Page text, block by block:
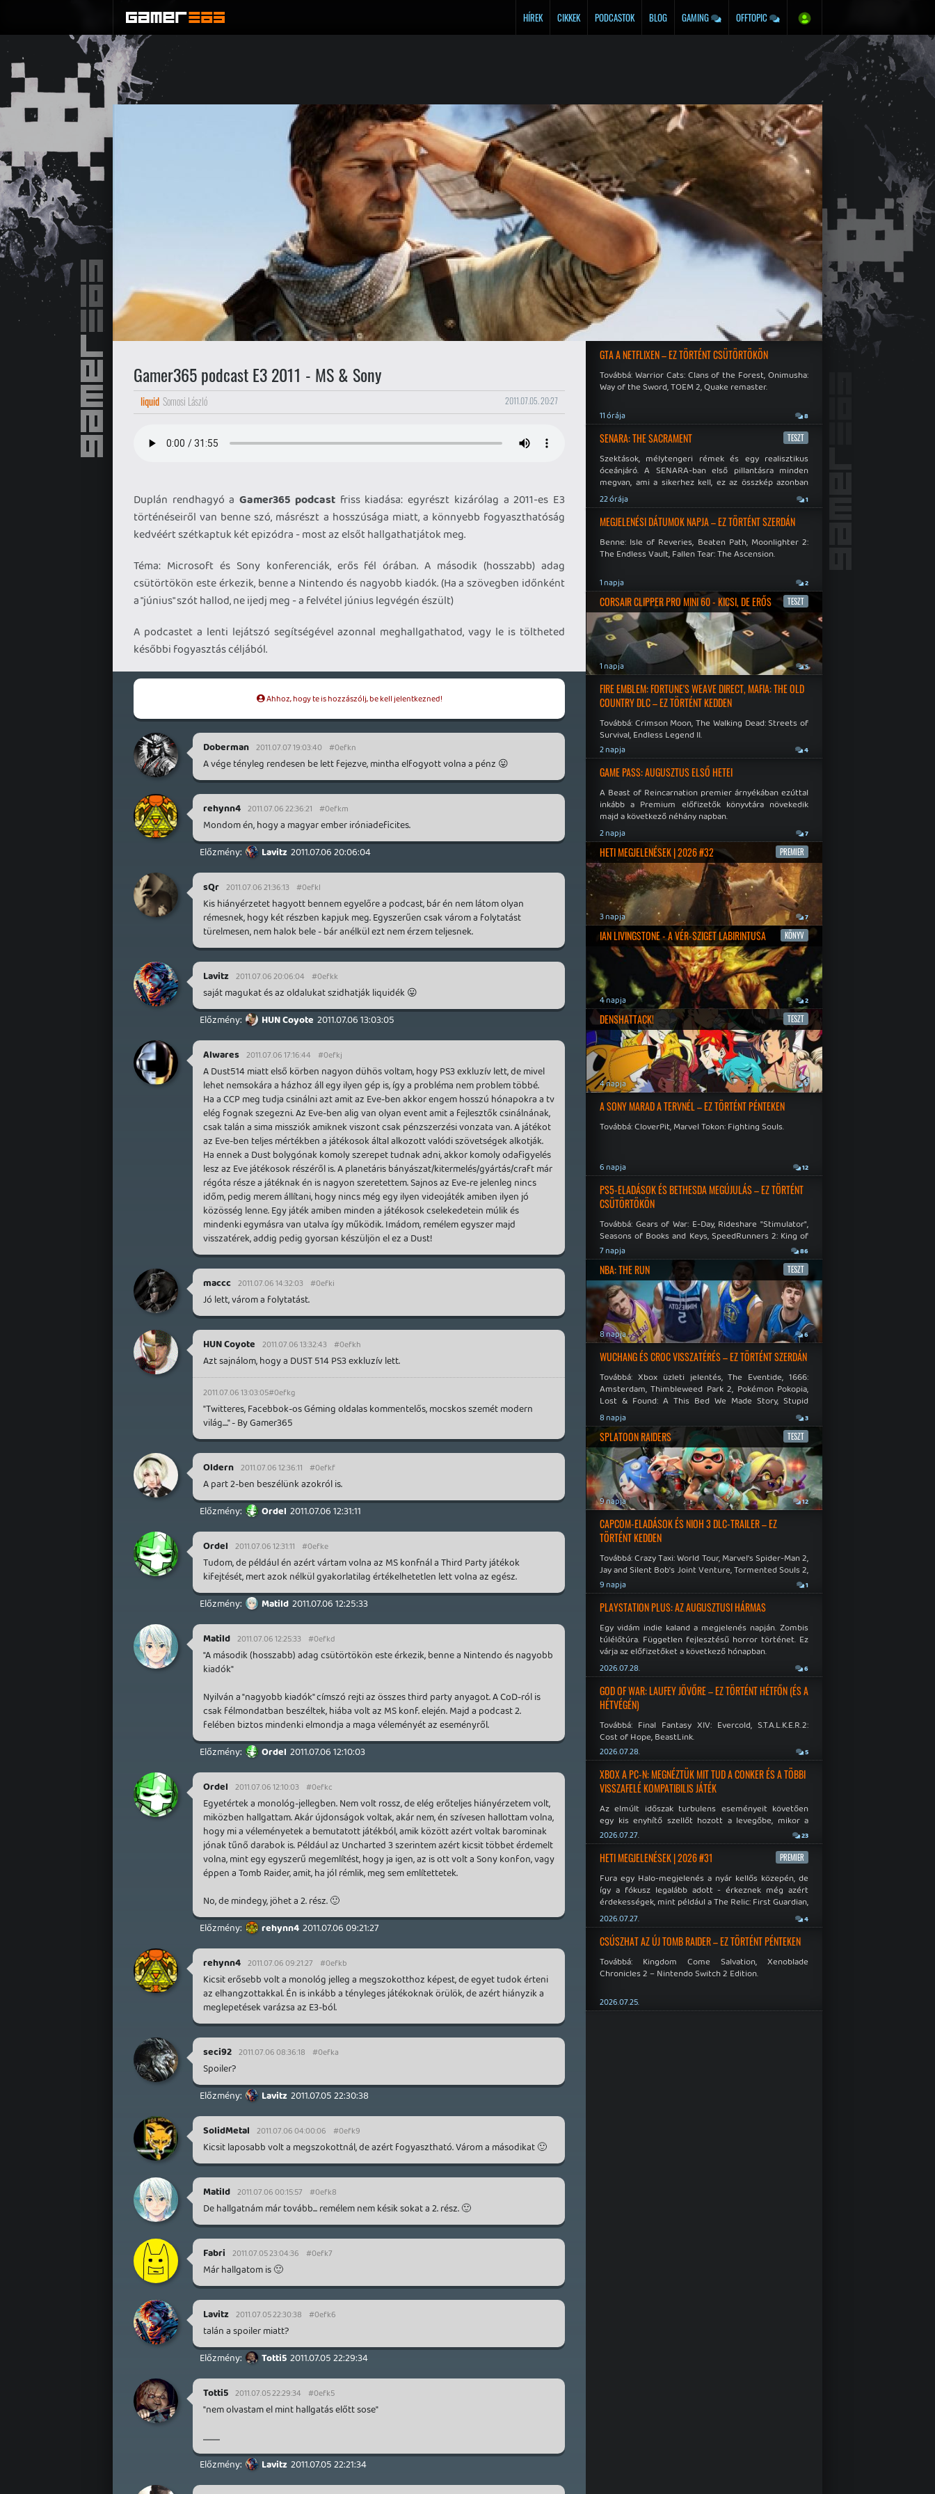
HÍREK CIKKEK PODCASTOK BLOG GAMING OFFTOPIC
Gamer365 podcast E3 2011 - MS & Sony
liquid Somosi László 2011.07.05. 20:27
Duplán rendhagyó aGamer365 podcastfriss kiadása: egyrészt kizárólag a 2011-es E3
történéseiről van benne szó, másrészt a hosszúsága miatt, a könnyebb fogyaszthatóság
kedvéért szétkaptuk két epizódra - most az elsőt hallgathatjátok meg.
Téma: Microsoft és Sony konferenciák, erős fél órában. A második (hosszabb) adag
csütörtökön este érkezik, benne a Nintendo és nagyobb kiadók. (Ha a szövegben időnként
a "június" szót hallod, ne ijedj meg - a felvétel június legvégén észült)
A podcastet a lenti lejátszó segítségével azonnal meghallgathatod, vagy le is töltheted
későbbi fogyasztás céljából.
Ahhoz, hogy te is hozzászólj, be kell jelentkezned!
Doberman 2011.07.07 19:03:40 #0efkn
A vége tényleg rendesen be lett fejezve, mintha elfogyott volna a pénz 😛
rehynn4 2011.07.06 22:36:21 #0efkm
Mondom én, hogy a magyar ember iróniadeficites.
Lavitz 2011.07.06 20:06:04
sQr 2011.07.06 21:36:13 #0efkl
Kis hiányérzetet hagyott bennem egyelőre a podcast, bár én nem látom olyan
rémesnek, hogy két részben kapjuk meg. Egyszerűen csak várom a folytatást
türelmesen, nem halok bele - bár anélkül ezt nem érzem teljesnek.
Lavitz 2011.07.06 20:06:04 #0efkk
saját magukat és az oldalukat szidhatják liquidék 😛
HUN Coyote 2011.07.06 13:03:05
Alwares 2011.07.06 17:16:44 #0efkj
A Dust514 miatt első körben nagyon dühös voltam, hogy PS3 exkluzív lett, de mivel
lehet nemsokára a házhoz áll egy ilyen gép is, így a probléma nem problem többé.
Ha a CCP meg tudja csinálni azt amit az Eve-ben akkor engem hosszú hónapokra a tv
elég fognak szegezni. Az Eve-ben alig van olyan event amit a fejlesztők csinálnának,
csak talán a sima missziók amiknek viszont csak pénzszerzési vonzata van. A játékot
az Eve-ben teljes mértékben a játékosok által alkozott valódi szövetségek alkotják.
Ha ennek a Dust bolygónak komoly szerepet tudnak adni, akkor komoly odafigyelés
lesz az Eve játékosok részéről is. A planetáris bányászat/kitermelés/gyártás/craft már
régóta része a játéknak én is nagyon szeretettem. Sajnos az Eve-re jelenleg nincs
időm, pedig merem állítani, hogy nincs még egy ilyen videojáték amiben ilyen jó
közösség lenne. Egy játék amiben minden a játékosok cselekedetein múlik és
mindenki egymásra van utalva így működik. Imádom, remélem egyszer majd
visszatérek, addig pedig gyorsan készüljön el ez a Dust!
maccc 2011.07.06 14:32:03 #0efki
Jó lett, várom a folytatást.
HUN Coyote 2011.07.06 13:32:43 #0efkh
Azt sajnálom, hogy a DUST 514 PS3 exkluzív lett.
2011.07.06 13:03:05#0efkg
"Twitteres, Facebbok-os Géming oldalas kommentelős, mocskos szemét modern
világ...." - By Gamer365
Oldern 2011.07.06 12:36:11 #0efkf
A part 2-ben beszélünk azokról is.
Ordel 2011.07.06 12:31:11
Ordel 2011.07.06 12:31:11 #0efke
Tudom, de például én azért vártam volna az MS konfnál a Third Party játékok
kifejtését, mert azok nélkül gyakorlatilag értékelhetetlen lett volna az egész.
Matild 2011.07.06 12:25:33
Matild 2011.07.06 12:25:33 #0efkd
"A második (hosszabb) adag csütörtökön este érkezik, benne a Nintendo és nagyobb
kiadók"
Nyilván a "nagyobb kiadók" címszó rejti az összes third party anyagot. A CoD-ról is
csak félmondatban beszéltek, hiába volt az MS konf. elején. Majd a podcast 2.
felében biztos mindenki elmondja a maga véleményét az eseményről.
Ordel 2011.07.06 12:10:03
Ordel 2011.07.06 12:10:03 #0efkc
Egyetértek a monológ-jellegben. Nem volt rossz, de elég erőteljes hiányérzetem volt,
miközben hallgattam. Akár újdonságok voltak, akár nem, én szívesen hallottam volna,
hogy mi a véleményetek a bemutatott játékból, amik között azért voltak barominak
jónak tűnő darabok is. Például az Uncharted 3 szerintem azért kicsit többet érdemelt
volna, mint egy egyszerű megemlítést, hogy ja igen, az is ott volt a Sony konfon, vagy
éppen a Tomb Raider, amit, ha jól rémlik, meg sem említettetek.
No, de mindegy, jöhet a 2. rész. 🙂
rehynn4 2011.07.06 09:21:27
rehynn4 2011.07.06 09:21:27 #0efkb
Kicsit erősebb volt a monológ jelleg a megszokotthoz képest, de egyet tudok érteni
az elhangzottakkal. Én is inkább a tényleges játékoknak örülök, de azért hiányzik a
meglepetések varázsa az E3-ból.
seci92 2011.07.06 08:36:18 #0efka
Spoiler?
Lavitz 2011.07.05 22:30:38
SolidMetal 2011.07.06 04:00:06 #0efk9
Kicsit laposabb volt a megszokottnál, de azért fogyasztható. Várom a másodikat 🙂
Matild 2011.07.06 00:15:57 #0efk8
De hallgatnám már tovább... remélem nem késik sokat a 2. rész. 🙂
Fabri 2011.07.05 23:04:36 #0efk7
Már hallgatom is 🙂
Lavitz 2011.07.05 22:30:38 #0efk6
talán a spoiler miatt?
Totti5 2011.07.05 22:29:34
Totti5 2011.07.05 22:29:34 #0efk5
"nem olvastam el mint hallgatás előtt sose"
............
Lavitz 2011.07.05 22:21:34
GTA A NETFLIXEN – EZ TÖRTÉNT CSÜTÖRTÖKÖN
Továbbá: Warrior Cats: Clans of the Forest, Onimusha:
Way of the Sword, TOEM 2, Quake remaster.
11 órája 8
SENARA: THE SACRAMENT TESZT
Szektások, mélytengeri rémek és egy realisztikus
óceánjáró. A SENARA-ban első pillantásra minden
megvan, ami a sikerhez kell, ez az összkép azonban
becsapós.
22 órája 1
MEGJELENÉSI DÁTUMOK NAPJA – EZ TÖRTÉNT SZERDÁN
Benne: Isle of Reveries, Beaten Path, Moonlighter 2:
The Endless Vault, Fallen Tear: The Ascension.
1 napja 2
CORSAIR CLIPPER PRO MINI 60 - KICSI, DE ERŐS TESZT
1 napja 5
FIRE EMBLEM: FORTUNE'S WEAVE DIRECT, MAFIA: THE OLD
COUNTRY DLC – EZ TÖRTÉNT KEDDEN
Továbbá: Crimson Moon, The Walking Dead: Streets of
Survival, Endless Legend II.
2 napja 4
GAME PASS: AUGUSZTUS ELSŐ HETEI
A Beast of Reincarnation premier árnyékában ezúttal
inkább a Premium előfizetők könyvtára növekedik
majd a következő néhány napban.
2 napja 7
HETI MEGJELENÉSEK | 2026 #32 PREMIER
3 napja 7
IAN LIVINGSTONE - A VÉR-SZIGET LABIRINTUSA KÖNYV
4 napja 2
DENSHATTACK! TESZT
4 napja 9
A SONY MARAD A TERVNÉL – EZ TÖRTÉNT PÉNTEKEN
Továbbá: CloverPit, Marvel Tokon: Fighting Souls.
6 napja 12
PS5-ELADÁSOK ÉS BETHESDA MEGÚJULÁS – EZ TÖRTÉNT
CSÜTÖRTÖKÖN
Továbbá: Gears of War: E-Day, Rideshare "Stimulator",
Seasons of Books and Keys, SpeedRunners 2: King of
Speed.
7 napja 86
NBA: THE RUN TESZT
8 napja 6
WUCHANG ÉS CROC VISSZATÉRÉS – EZ TÖRTÉNT SZERDÁN
Továbbá: Xbox üzleti jelentés, The Eventide, 1666:
Amsterdam, Thimbleweed Park 2, Pokémon Pokopia,
Lost & Found: A This Bed We Made Story, Stupid
Never Dies.
8 napja 3
SPLATOON RAIDERS TESZT
9 napja 12
CAPCOM-ELADÁSOK ÉS NIOH 3 DLC-TRAILER – EZ
TÖRTÉNT KEDDEN
Továbbá: Crazy Taxi: World Tour, Marvel's Spider-Man 2,
Jay and Silent Bob's Joint Venture, Tormented Souls 2,
No More Room in Hell, Slain 2: The Beast Within.
9 napja 1
PLAYSTATION PLUS: AZ AUGUSZTUSI HÁRMAS
Egy vidám indie kaland a megjelenés napján. Zombis
túlélőtúra. Független fejlesztésű horror történet. Ez
várja az előfizetőket a következő hónapban.
2026.07.28. 6
GOD OF WAR: LAUFEY JÖVŐRE – EZ TÖRTÉNT HÉTFŐN (ÉS A
HÉTVÉGÉN)
Továbbá: Final Fantasy XIV: Evercold, S.T.A.L.K.E.R.2:
Cost of Hope, BeastLink.
2026.07.28. 5
XBOX A PC-N: MEGNÉZTÜK MIT TUD A CONKER ÉS A TÖBBI
VISSZAFELÉ KOMPATIBILIS JÁTÉK
Az elmúlt időszak turbulens eseményeit követően
egy kis enyhítő szellőt hozott a levegőbe, mikor a
Microsoft bejelentette, hogy PC-re is kiterjesztik az
Xbox Original visszafelé kompatibilitást. Lássuk,
meddig jutottak...
2026.07.27. 23
HETI MEGJELENÉSEK | 2026 #31 PREMIER
Fura egy Halo-megjelenés a nyár kellős közepén, de
így a fókusz legalább adott - érkeznek még azért
érdekességek, mint például a The Relic: First Guardian,
a Xenoblade Chronicles 2 és a Dispatch új átiratai vagy
éppen a Mistfall Hunter
2026.07.27. 4
CSÚSZHAT AZ ÚJ TOMB RAIDER – EZ TÖRTÉNT PÉNTEKEN
Továbbá: Kingdom Come Salvation, Xenoblade
Chronicles 2 – Nintendo Switch 2 Edition.
2026.07.25.